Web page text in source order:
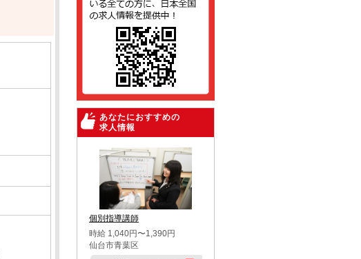
あなたにおすすめの
求人情報
個別指導講師
時給 1,040円〜1,390円
仙台市青葉区